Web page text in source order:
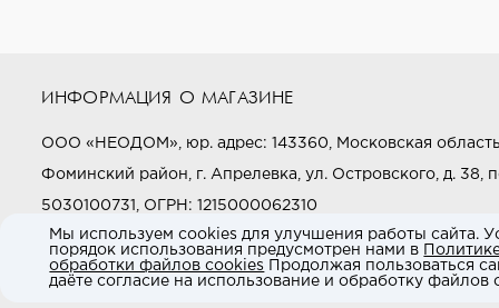
ИНФОРМАЦИЯ О МАГАЗИНЕ
ООО «НЕОДОМ», юр. адрес: 143360, Московская
Фоминский район, г. Апрелевка, ул. Островского, д. 38,
5030100731, ОГРН: 1215000062310
Звоните нам:+7 (800) 505-97-97
E-mail: market@neodom.ru
Мы используем cookies для улучшения работы сайта.
порядок использования предусмотрен нами в
обработки файлов cookies Продолжая пользоваться
даёте согласие на использование и обработку файлов